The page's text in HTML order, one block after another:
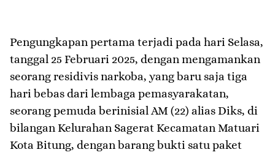
Pengungkapan pertama terjadi pada hari Selasa,
tanggal 25 Februari 2025, dengan mengamankan
seorang residivis narkoba, yang baru saja tiga
hari bebas dari lembaga pemasyarakatan,
seorang pemuda berinisial AM (22) alias Diks, di
bilangan Kelurahan Sagerat Kecamatan Matuari
Kota Bitung, dengan barang bukti satu paket